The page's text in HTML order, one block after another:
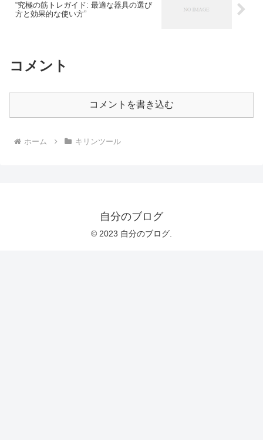
“究極の筋トレガイド: 最適な器具の選び
方と効果的な使い方”
コメント
コメントを書き込む
ホーム キリンツール
自分のブログ
© 2023 自分のブログ.